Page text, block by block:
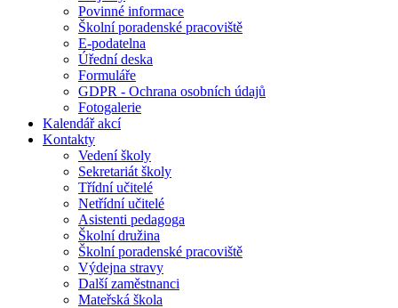
Povinné informace
Školní poradenské pracoviště
E-podatelna
Úřední deska
Formuláře
GDPR - Ochrana osobních údajů
Fotogalerie
Kalendář akcí
Kontakty
Vedení školy
Sekretariát školy
Třídní učitelé
Netřídní učitelé
Asistenti pedagoga
Školní družina
Školní poradenské pracoviště
Výdejna stravy
Další zaměstnanci
Mateřská škola